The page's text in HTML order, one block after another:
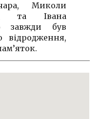
Миколи
та Івана
завжди був
відродження,